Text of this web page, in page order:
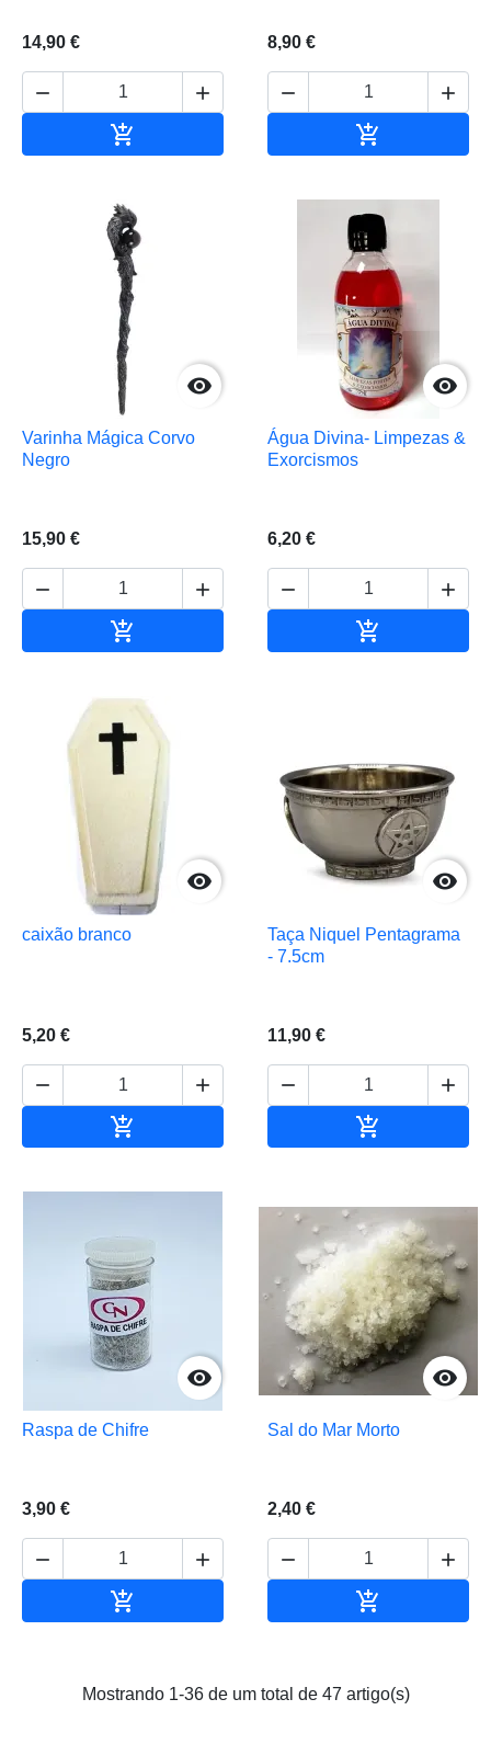
14,90 €
 

8,90 €
 


Varinha Mágica Corvo
Negro
15,90 €
 


Água Divina- Limpezas &
Exorcismos
6,20 €
 


caixão branco
5,20 €
 


Taça Niquel Pentagrama
- 7.5cm
11,90 €
 


Raspa de Chifre
3,90 €
 


Sal do Mar Morto
2,40 €
 

Mostrando 1-36 de um total de 47 artigo(s)